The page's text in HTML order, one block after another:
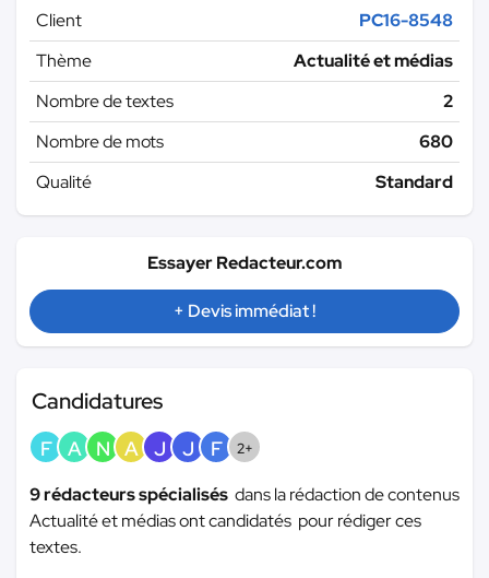
Client
PC16-8548
Thème
Actualité et médias
Nombre de textes
2
Nombre de mots
680
Qualité
Standard
Essayer Redacteur.com
+ Devis immédiat !
Candidatures
F A N A J J F 2+
9 rédacteurs spécialisés dans la rédaction de contenus
Actualité et médias ont candidatés pour rédiger ces
textes.